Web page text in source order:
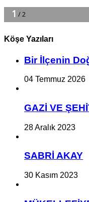
Köşe Yazıları
Bir İlçe­nin
04 Temmuz 2026
GAZİ VE
28 Aralık 2023
SABRİ AKAY
30 Kasım 2023